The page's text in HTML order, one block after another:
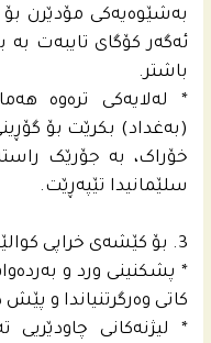
بەشێوەیەکی مۆدێرن
ئه‌گه‌ر كۆگای تایبه‌ت به‌
باشتر.
* له‌لایه‌كی تره‌وه‌
(بەغداد) بکرێت بۆ
خۆراک، بە جۆرێک
سلێمانیدا تێپەڕێت.
3. بۆ کێشەی خراپی کوالێتی خۆراک و ئارد:
* پشکنینی ورد و
کاتی وەرگرتنیاندا و
* لیژنه‌كانى